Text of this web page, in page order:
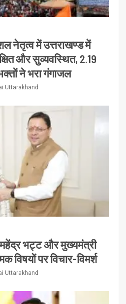
नेतृत्व में उत्तराखण्ड में
और सुव्यवस्थित, 2.19
ने भरा गंगाजल
Uttarakhand
महेंद्र भट्ट और मुख्यमंत्री
विषयों पर विचार-विमर्श
Uttarakhand